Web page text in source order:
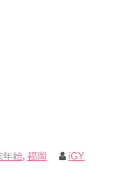
年始, 福岡 iGY